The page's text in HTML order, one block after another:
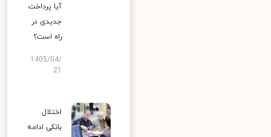
آیا پرداخت
جدیدی در
راه است؟
1405/04/
اختلال
بانکی ادامه